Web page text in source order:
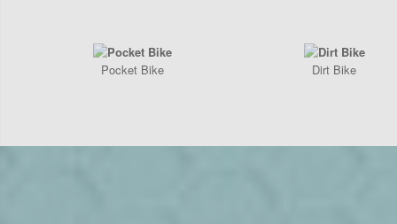
Pocket Bike Dirt Bike